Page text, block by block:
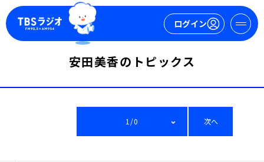
ログイン
安田美香のトピックス
1/0 次へ